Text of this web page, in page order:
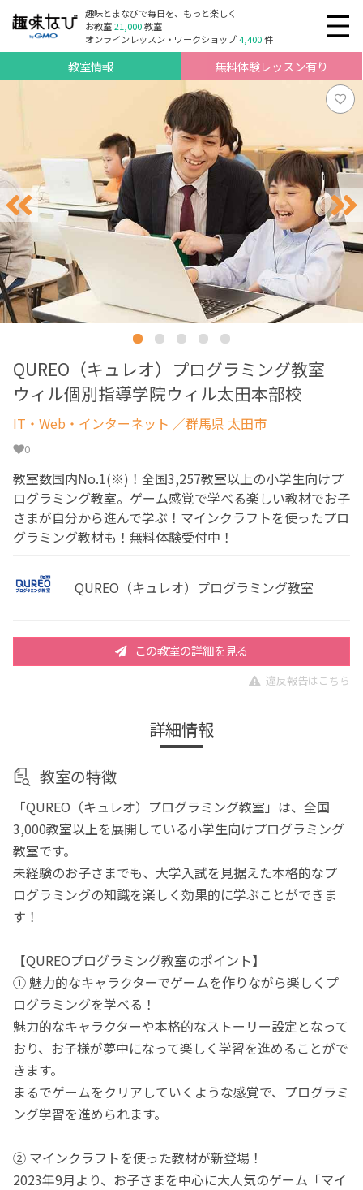
趣味とまなびで毎日を、もっと楽しく
お教室21,000教室
オンラインレッスン・ワークショップ4,400件
教室情報 無料体験レッスン有り
QUREO（キュレオ）プログラミング教室
ウィル個別指導学院ウィル太田本部校
IT・Web・インターネット ／群馬県 太田市
0
教室数国内No.1(※)！全国3,257教室以上の小学生向けプ
ログラミング教室。ゲーム感覚で学べる楽しい教材でお子
さまが自分から進んで学ぶ！マインクラフトを使ったプロ
グラミング教材も！無料体験受付中！
QUREO（キュレオ）プログラミング教室
この教室の詳細を見る
違反報告はこちら
詳細情報
教室の特徴
「QUREO（キュレオ）プログラミング教室」は、全国
3,000教室以上を展開している小学生向けプログラミング
教室です。
未経験のお子さまでも、大学入試を見据えた本格的なプ
ログラミングの知識を楽しく効果的に学ぶことができま
す！
【QUREOプログラミング教室のポイント】
① 魅力的なキャラクターでゲームを作りながら楽しくプ
ログラミングを学べる！
魅力的なキャラクターや本格的なストーリー設定となって
おり、お子様が夢中になって楽しく学習を進めることがで
きます。
まるでゲームをクリアしていくような感覚で、プログラミ
ング学習を進められます。
② マインクラフトを使った教材が新登場！
2023年9月より、お子さまを中心に大人気のゲーム「マイ